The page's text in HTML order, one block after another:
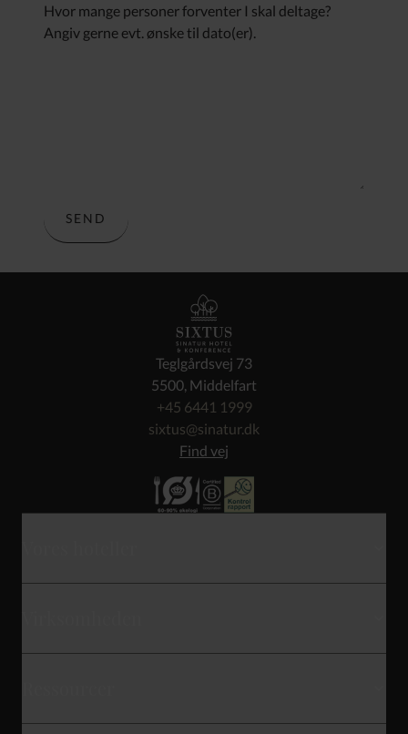
Hvor mange personer forventer I skal deltage?
Angiv gerne evt. ønske til dato(er).
Teglgårdsvej 73
5500, Middelfart
+45 6441 1999
sixtus@sinatur.dk
Find vej